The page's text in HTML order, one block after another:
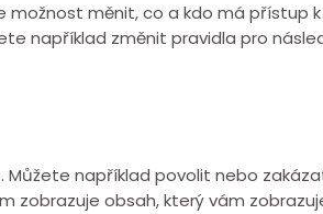
měnit, co a kdo má přístup
například změnit pravidla pro
například povolit nebo
zobrazuje obsah, který vám